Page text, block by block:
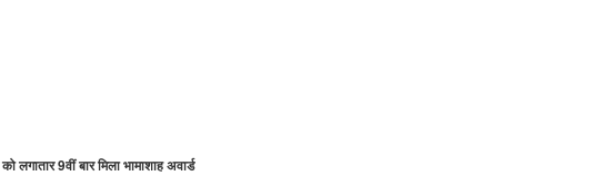
9वीं बार मिला भामाशाह अवार्ड